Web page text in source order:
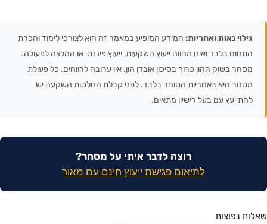
גילוי נאות ואחריות: המידע המופיע במאמר זה הוא לצורכי לימוד והכרת
התחום בלבד ואינו מהווה ייעוץ השקעות, ייעוץ פיננסי או המלצה לפעולה.
מסחר בשוק ההון כרוך בסיכון אובדן הון. אין ערובה לרווחים. כל פעולת
מסחר היא באחריות הסוחר בלבד. לפני קבלת החלטות השקעה יש
להתייעץ עם בעל רישיון מתאים.
רוצה לדבר איתי על מסחר?
לתיאום פגישת ייעוץ חינם עם מאור
שאלות נפוצות